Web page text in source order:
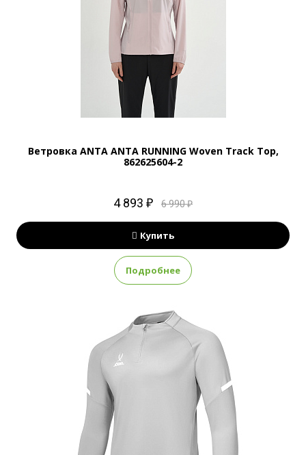
Ветровка ANTA ANTA RUNNING Woven Track Top,
862625604-2
4 893 ₽ 6 990 ₽
Купить
Подробнее